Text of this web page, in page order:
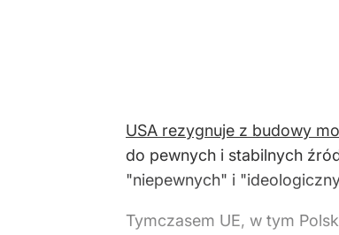
USA rezygnuje z budowy
do pewnych i stabilnych
"niepewnych" i
Tymczasem UE, w tym